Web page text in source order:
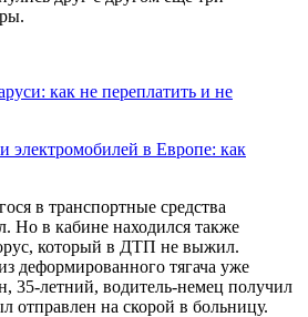
как не переплатить и не
электромобилей в Европе: как
в транспортные средства
Но в кабине находился также
который в ДТП не выжил.
деформированного тягача уже
35-летний, водитель-немец получил
отправлен на скорой в больницу.